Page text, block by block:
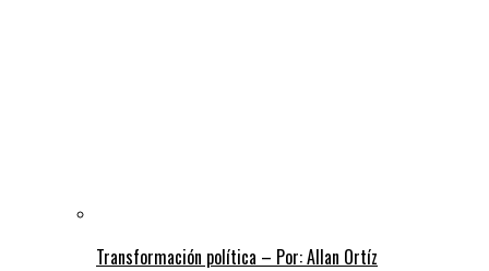
Transformación política – Por: Allan Ortíz